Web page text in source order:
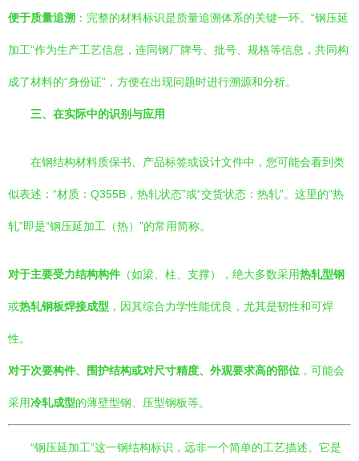
便于质量追溯 ：完整的材料标识是质量追溯体系的关键一环。“钢压延
加工”作为生产工艺信息，连同钢厂牌号、批号、规格等信息，共同构
成了材料的“身份证”，方便在出现问题时进行溯源和分析。
三、在实际中的识别与应用
在钢结构材料质保书、产品标签或设计文件中，您可能会看到类
似表述：“材质：Q355B，热轧状态”或“交货状态：热轧”。这里的“热
轧”即是“钢压延加工（热）”的常用简称。
对于主要受力结构构件 （如梁、柱、支撑），绝大多数采用热轧型钢
或热轧钢板焊接成型 ，因其综合力学性能优良，尤其是韧性和可焊
性。
对于次要构件、围护结构或对尺寸精度、外观要求高的部位 ，可能会
采用冷轧成型的薄壁型钢、压型钢板等。
“钢压延加工”这一钢结构标识，远非一个简单的工艺描述。它是